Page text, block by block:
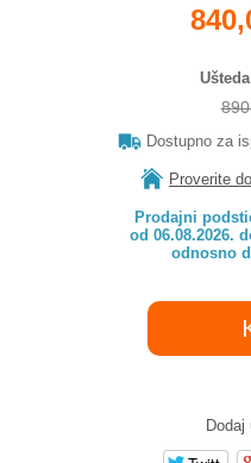
Ušteda
Dostupno za
Proverite
Prodajni
od 06.08.2026.
odnosno